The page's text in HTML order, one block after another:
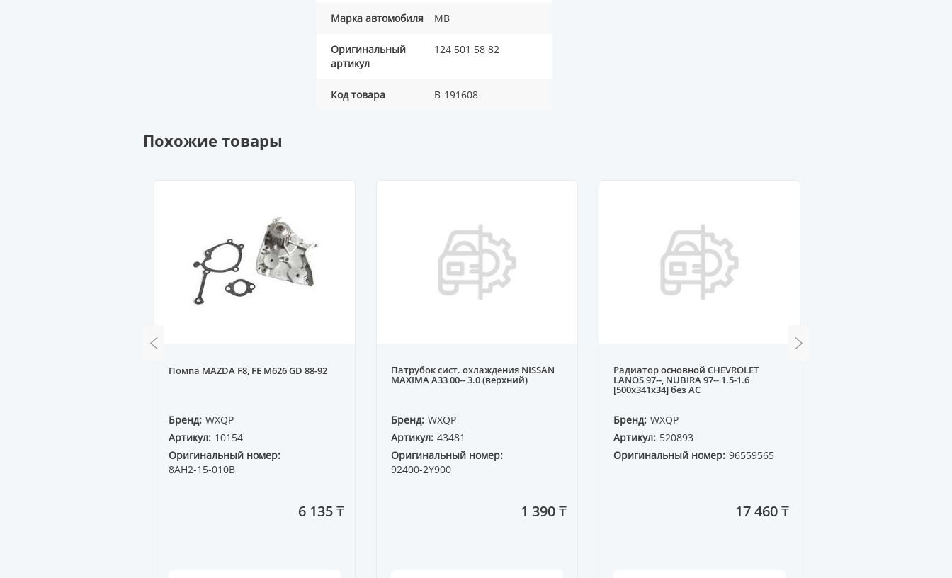
Марка автомобиля MB
Оригинальный
артикул
124 501 58 82
Код товара B-191608
Похожие товары
Помпа MAZDA F8, FE M626 GD 88-92
Бренд: WXQP
Артикул: 10154
Оригинальный номер:
8AH2-15-010B
6 135 ₸
Патрубок сист. охлаждения NISSAN
MAXIMA A33 00-- 3.0 (верхний)
Бренд: WXQP
Артикул: 43481
Оригинальный номер:
92400-2Y900
1 390 ₸
Радиатор основной CHEVROLET
LANOS 97--, NUBIRA 97-- 1.5-1.6
[500x341x34] без AC
Бренд: WXQP
Артикул: 520893
Оригинальный номер: 96559565
17 460 ₸